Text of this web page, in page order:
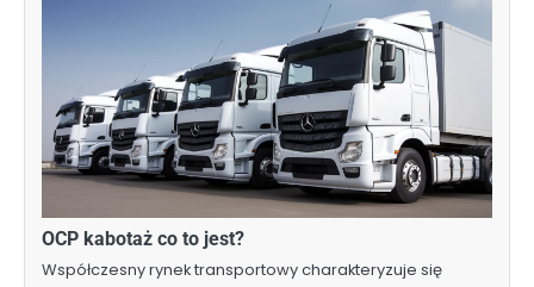
OCP kabotaż co to jest?
Współczesny rynek transportowy charakteryzuje się